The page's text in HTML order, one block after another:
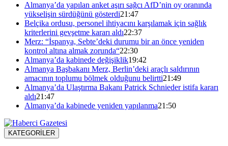
Almanya’da yapılan anket aşırı sağcı AfD’nin oy oranında
yükselişin sürdüğünü gösterdi21:47
Belçika ordusu, personel ihtiyacını karşılamak için sağlık
kriterlerini gevşetme kararı aldı22:37
Merz: “İspanya, Sebte’deki durumu bir an önce yeniden
kontrol altına almak zorunda“22:30
Almanya’da kabinede değişiklik19:42
Almanya Başbakanı Merz, Berlin’deki araçlı saldırının
amacının toplumu bölmek olduğunu belirtti21:49
Almanya’da Ulaştırma Bakanı Patrick Schnieder istifa kararı
aldı21:47
Almanya’da kabinede yeniden yapılanma21:50
KATEGORİLER